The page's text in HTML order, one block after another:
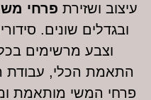
ושזירת פרחי משי
שונים. סידורים
מרשימים בכל מקום
הכלי, עבודת
המשי מותאמת